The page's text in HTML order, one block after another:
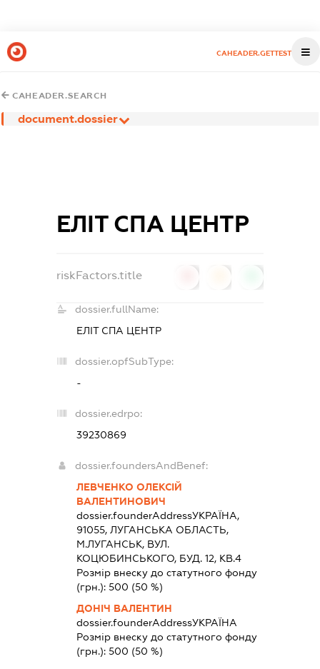
CAHEADER.GETTEST
CAHEADER.SEARCH
document.dossier
ЕЛІТ СПА ЦЕНТР
riskFactors.title
dossier.fullName:
ЕЛІТ СПА ЦЕНТР
dossier.opfSubType:
-
dossier.edrpo:
39230869
dossier.foundersAndBenef:
ЛЕВЧЕНКО ОЛЕКСІЙ
ВАЛЕНТИНОВИЧ
dossier.founderAddressУКРАЇНА,
91055, ЛУГАНСЬКА ОБЛАСТЬ,
М.ЛУГАНСЬК, ВУЛ.
КОЦЮБИНСЬКОГО, БУД. 12, КВ.4
Розмір внеску до статутного фонду
(грн.): 500 (50 %)
ДОНІЧ ВАЛЕНТИН
dossier.founderAddressУКРАЇНА
Розмір внеску до статутного фонду
(грн.): 500 (50 %)